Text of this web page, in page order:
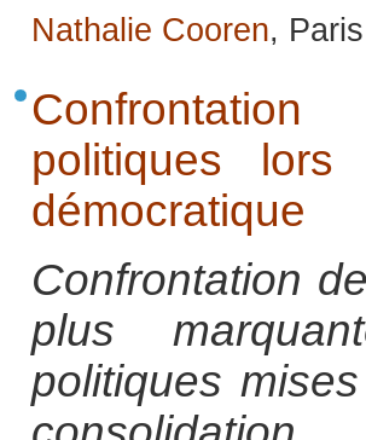
Nathalie Cooren,
politiques
démocratique
Confrontation
plus
politiques